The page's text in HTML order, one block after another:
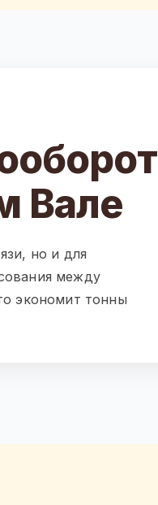
Вале
но и для
между
экономит тонны